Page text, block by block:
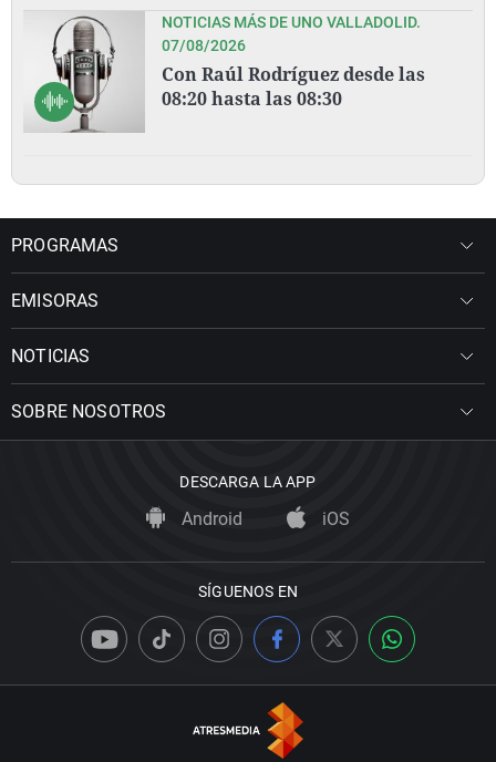
NOTICIAS MÁS DE UNO VALLADOLID.
07/08/2026
Con Raúl Rodríguez desde las
08:20 hasta las 08:30
PROGRAMAS
EMISORAS
NOTICIAS
SOBRE NOSOTROS
DESCARGA LA APP
Android iOS
SÍGUENOS EN